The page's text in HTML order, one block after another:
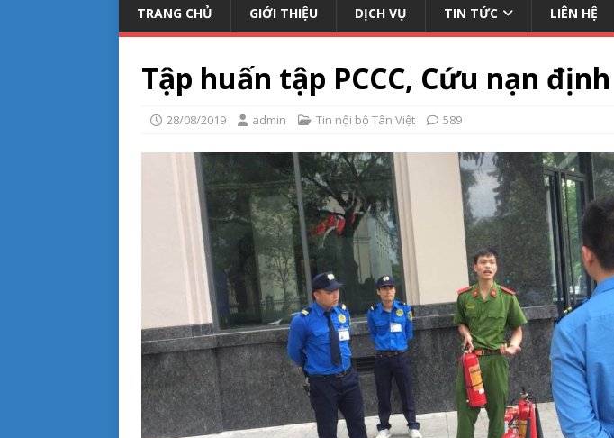
TRANG CHỦ GIỚI THIỆU DỊCH VỤ TIN TỨC LIÊN HỆ
Tập huấn tập PCCC, Cứu nạn
28/08/2019 admin Tin nội bộ Tân Việt 589